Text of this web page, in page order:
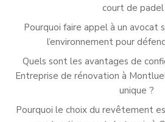
court de padel
Pourquoi faire appel à un avocat
l’environnement pour
Quels sont les avantages de
Entreprise de rénovation à
unique ?
Pourquoi le choix du revêtement